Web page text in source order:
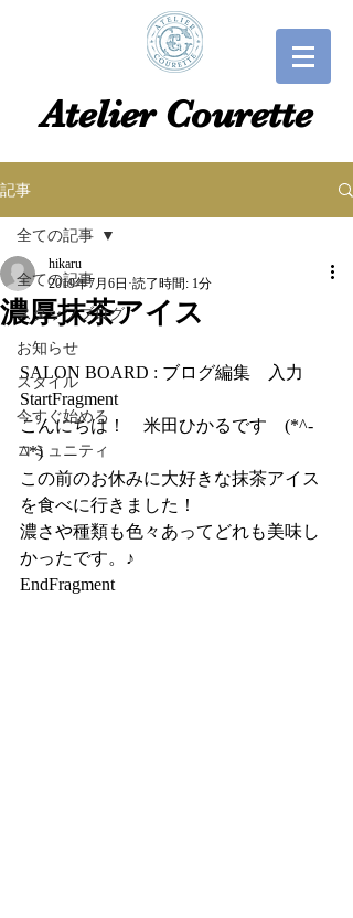
​​Atelier Courette​
記事
全ての記事
スタッフブログ
お知らせ
スタイル
今すぐ始める
コミュニティ
全ての記事
濃厚抹茶アイス
hikaru
2019年7月6日 読了時間: 1分
SALON BOARD : ブログ編集　入力
StartFragment
こんにちは！　米田ひかるです　(*^-
^*)
この前のお休みに大好きな抹茶アイス
を食べに行きました！
濃さや種類も色々あってどれも美味し
かったです。♪
EndFragment